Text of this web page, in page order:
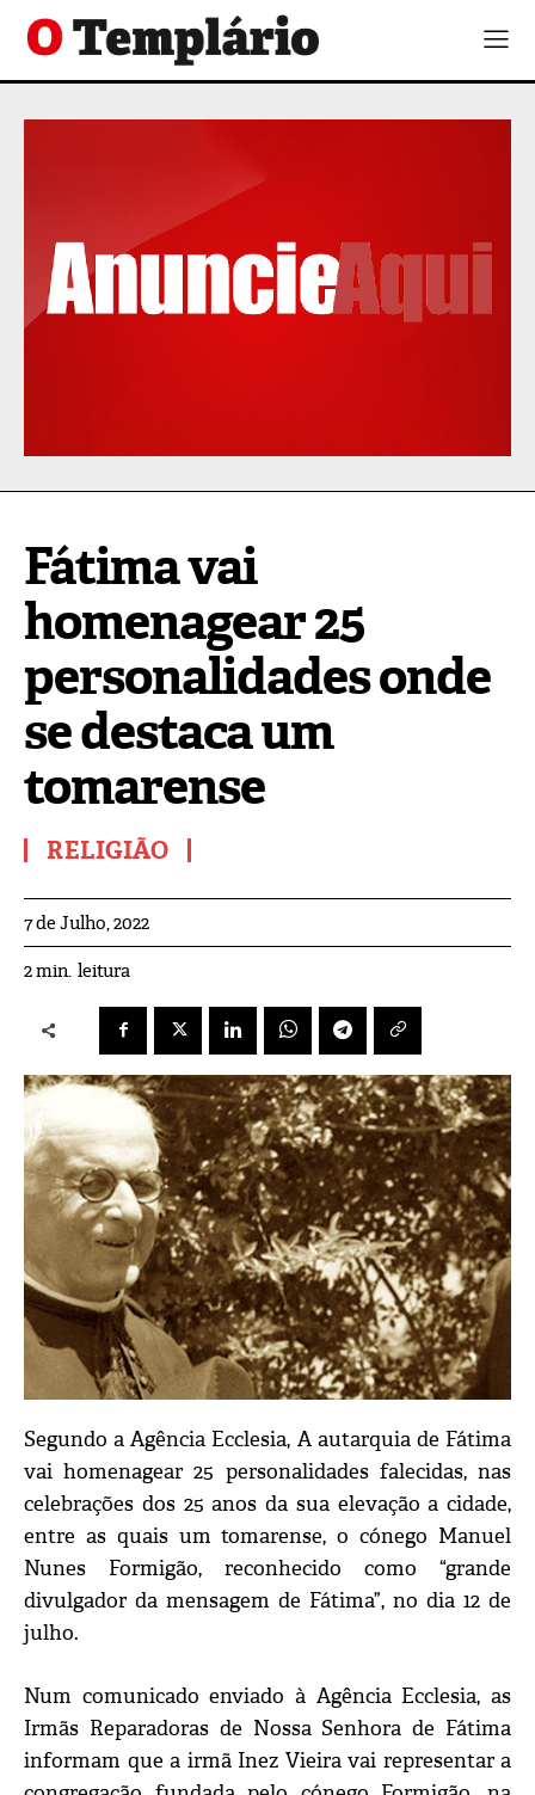
Fátima vai
homenagear 25
personalidades onde
se destaca um
tomarense
RELIGIÃO
7 de Julho, 2022
2min. leitura
Segundo a Agência Ecclesia, A autarquia de Fátima
vai homenagear 25 personalidades falecidas, nas
celebrações dos 25 anos da sua elevação a cidade,
entre as quais um tomarense, o cónego Manuel
Nunes Formigão, reconhecido como “grande
divulgador da mensagem de Fátima”, no dia 12 de
julho.
Num comunicado enviado à Agência Ecclesia, as
Irmãs Reparadoras de Nossa Senhora de Fátima
informam que a irmã Inez Vieira vai representar a